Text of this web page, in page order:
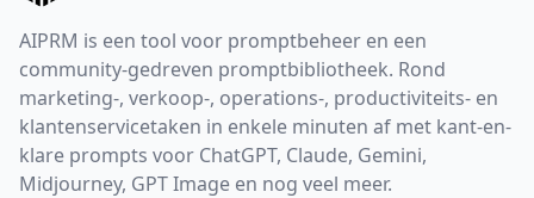
AIPRM is een tool voor promptbeheer en een
community-gedreven promptbibliotheek. Rond
marketing-, verkoop-, operations-, productiviteits- en
klantenservicetaken in enkele minuten af met kant-en-
klare prompts voor ChatGPT, Claude, Gemini,
Midjourney, GPT Image en nog veel meer.